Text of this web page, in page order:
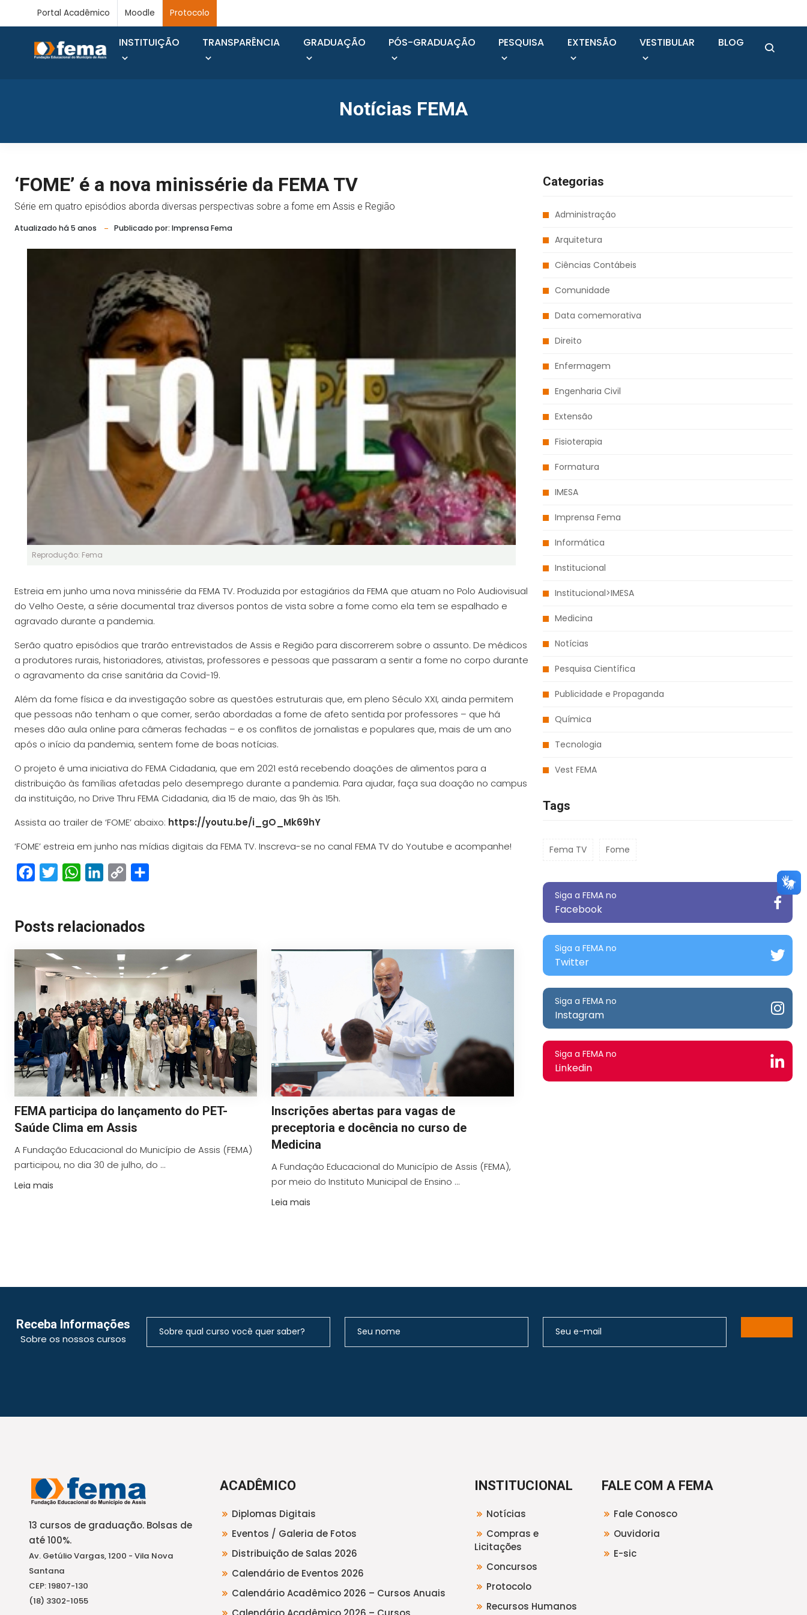
Portal Acadêmico Moodle Protocolo
INSTITUIÇÃO TRANSPARÊNCIA GRADUAÇÃO PÓS-GRADUAÇÃO PESQUISA EXTENSÃO VESTIBULAR BLOG
Notícias FEMA
‘FOME’ é a nova minissérie da FEMA TV
Série em quatro episódios aborda diversas perspectivas sobre a fome em Assis e Região
Atualizado há 5 anos Publicado por: Imprensa Fema
Reprodução: Fema
Estreia em junho uma nova minissérie da FEMA TV. Produzida por estagiários da FEMA que atuam no Polo Audiovisual
do Velho Oeste, a série documental traz diversos pontos de vista sobre a fome como ela tem se espalhado e
agravado durante a pandemia.
Serão quatro episódios que trarão entrevistados de Assis e Região para discorrerem sobre o assunto. De médicos
a produtores rurais, historiadores, ativistas, professores e pessoas que passaram a sentir a fome no corpo durante
o agravamento da crise sanitária da Covid-19.
Além da fome física e da investigação sobre as questões estruturais que, em pleno Século XXI, ainda permitem
que pessoas não tenham o que comer, serão abordadas a fome de afeto sentida por professores – que há
meses dão aula online para câmeras fechadas – e os conflitos de jornalistas e populares que, mais de um ano
após o início da pandemia, sentem fome de boas notícias.
O projeto é uma iniciativa do FEMA Cidadania, que em 2021 está recebendo doações de alimentos para a
distribuição às famílias afetadas pelo desemprego durante a pandemia. Para ajudar, faça sua doação no campus
da instituição, no Drive Thru FEMA Cidadania, dia 15 de maio, das 9h às 15h.
Assista ao trailer de ‘FOME’ abaixo: https://youtu.be/i_gO_Mk69hY
‘FOME’ estreia em junho nas mídias digitais da FEMA TV. Inscreva-se no canal FEMA TV do Youtube e acompanhe!
FacebookTwitterWhatsAppLinkedIn
Copy
Posts relacionados
FEMA participa do lançamento do PET-
Saúde Clima em Assis
A Fundação Educacional do Município de Assis (FEMA)
participou, no dia 30 de julho, do ...
Leia mais
Inscrições abertas para vagas de
preceptoria e docência no curso de
Medicina
A Fundação Educacional do Município de Assis (FEMA),
por meio do Instituto Municipal de Ensino ...
Leia mais
Categorias
Administração
Arquitetura
Ciências Contábeis
Comunidade
Data comemorativa
Direito
Enfermagem
Engenharia Civil
Extensão
Fisioterapia
Formatura
IMESA
Imprensa Fema
Informática
Institucional
Institucional>IMESA
Medicina
Notícias
Pesquisa Científica
Publicidade e Propaganda
Química
Tecnologia
Vest FEMA
Tags
Fema TV Fome
Siga a FEMA no
Facebook
Siga a FEMA no
Twitter
Siga a FEMA no
Instagram
Siga a FEMA no
Linkedin
Receba Informações
Sobre os nossos cursos
13 cursos de graduação. Bolsas de
até 100%.
Av. Getúlio Vargas, 1200 - Vila Nova
Santana
CEP: 19807-130
(18) 3302-1055
ACADÊMICO
Diplomas Digitais
Eventos / Galeria de Fotos
Distribuição de Salas 2026
Calendário de Eventos 2026
Calendário Acadêmico 2026 – Cursos Anuais
INSTITUCIONAL
Notícias
Compras e
Licitações
Concursos
Protocolo
Recursos Humanos
FALE COM A FEMA
Fale Conosco
Ouvidoria
E-sic